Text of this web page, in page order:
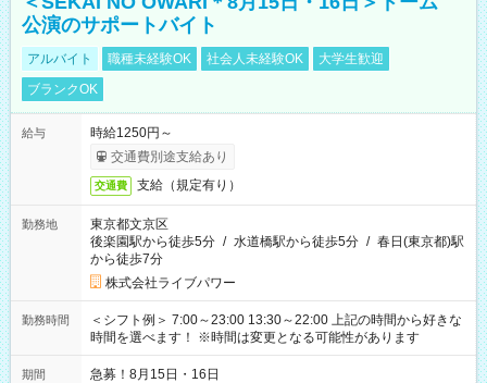
公演のサポートバイト
アルバイト 職種未経験OK 社会人未経験OK
大学生歓迎
ブランクOK
給与
時給1250円～
交通費別途支給あり
交通費 支給（規定有り）
勤務地
東京都文京区
後楽園駅から徒歩5分 / 水道橋駅から徒歩5分 / 春日(東京都)駅
から徒歩7分
株式会社ライブパワー
勤務時間
＜シフト例＞ 7:00～23:00 13:30～22:00 上記の時間から好きな
時間を選べます！ ※時間は変更となる可能性があります
期間 急募！8月15日・16日